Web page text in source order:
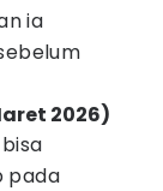
ia
2026)
pada